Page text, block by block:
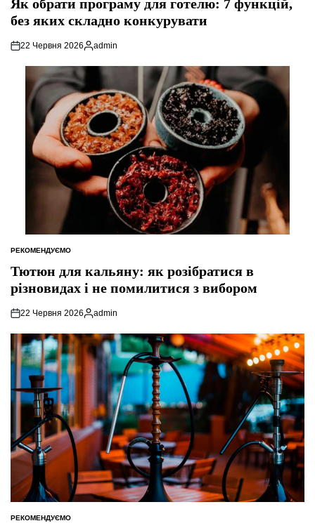
Як обрати програму для готелю: 7 функцій,
без яких складно конкурувати
22 Червня 2026
Опубліковано
admin
ОПУБЛІКУВАТИ
РЕКОМЕНДУЄМО
Тютюн для кальяну: як розібратися в
різновидах і не помилитися з вибором
22 Червня 2026
Опубліковано
admin
ОПУБЛІКУВАТИ
РЕКОМЕНДУЄМО